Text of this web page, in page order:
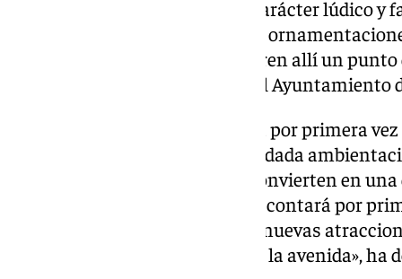
propuestas que aumentan su carácter lúdico y
escena más envolvente, nuevas
busca que las familias encuentren allí un
atractivo», según ha detallado el Ayuntamiento
El Paseo del Violón se incorpora por primera
Poblado Navideño, «con una cuidada
elementos decorativos que lo convierten en
esta edición». «Su paseo central contará por
belén de luces, acompañado de nuevas
que aportará dinamismo a toda la avenida»,